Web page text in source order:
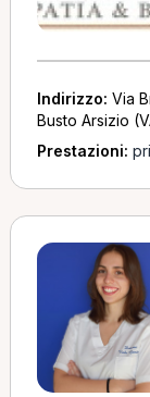
Indirizzo: Via
Busto Arsizio
Prestazioni: